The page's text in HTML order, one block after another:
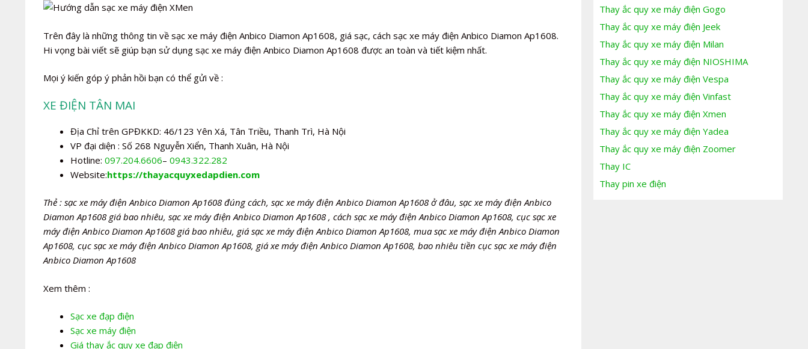
Trên đây là những thông tin về sạc xe máy điện Anbico Diamon Ap1608, giá sạc, cách sạc xe máy điện Anbico Diamon Ap1608.
Hi vọng bài viết sẽ giúp bạn sử dụng sạc xe máy điện Anbico Diamon Ap1608 được an toàn và tiết kiệm nhất.
Mọi ý kiến góp ý phản hồi bạn có thể gửi về :
XE ĐIỆN TÂN MAI
Địa Chỉ trên GPĐKKD: 46/123 Yên Xá, Tân Triều, Thanh Trì, Hà Nội
VP đại diện : Số 268 Nguyễn Xiển, Thanh Xuân, Hà Nội
Hotline: 097.204.6606– 0943.322.282
Website:https://thayacquyxedapdien.com
Thẻ : sạc xe máy điện Anbico Diamon Ap1608 đúng cách, sạc xe máy điện Anbico Diamon Ap1608 ở đâu, sạc xe máy điện Anbico
Diamon Ap1608 giá bao nhiêu, sạc xe máy điện Anbico Diamon Ap1608 , cách sạc xe máy điện Anbico Diamon Ap1608, cục sạc xe
máy điện Anbico Diamon Ap1608 giá bao nhiêu, giá sạc xe máy điện Anbico Diamon Ap1608, mua sạc xe máy điện Anbico Diamon
Ap1608, cục sạc xe máy điện Anbico Diamon Ap1608, giá xe máy điện Anbico Diamon Ap1608, bao nhiêu tiền cục sạc xe máy điện
Anbico Diamon Ap1608
Xem thêm :
Sạc xe đạp điện
Sạc xe máy điện
Giá thay ắc quy xe đạp điện
Thay ắc quy xe máy điện Gogo
Thay ắc quy xe máy điện Jeek
Thay ắc quy xe máy điện Milan
Thay ắc quy xe máy điện NIOSHIMA
Thay ắc quy xe máy điện Vespa
Thay ắc quy xe máy điện Vinfast
Thay ắc quy xe máy điện Xmen
Thay ắc quy xe máy điện Yadea
Thay ắc quy xe máy điện Zoomer
Thay IC
Thay pin xe điện